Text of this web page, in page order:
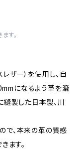
す。
ザー）を使用し、自
になるよう革を漉
縫製した日本製、川
で、本来の革の質感
ます。